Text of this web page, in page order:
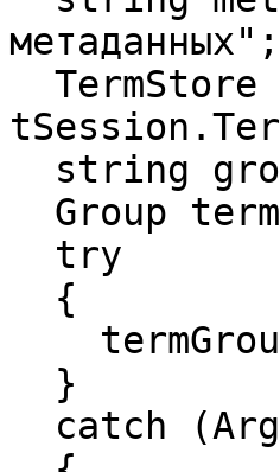
метаданных";
TermStore
string
Group
try
{
termGroup
}
catch